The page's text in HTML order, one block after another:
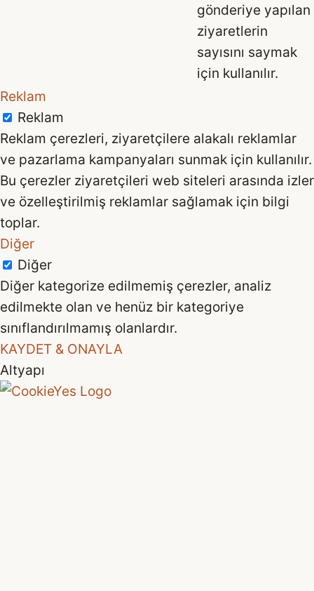
gönderiye yapılan
ziyaretlerin
sayısını saymak
için kullanılır.
Reklam
Reklam
Reklam çerezleri, ziyaretçilere alakalı reklamlar
ve pazarlama kampanyaları sunmak için kullanılır.
Bu çerezler ziyaretçileri web siteleri arasında izler
ve özelleştirilmiş reklamlar sağlamak için bilgi
toplar.
Diğer
Diğer
Diğer kategorize edilmemiş çerezler, analiz
edilmekte olan ve henüz bir kategoriye
sınıflandırılmamış olanlardır.
KAYDET & ONAYLA
Altyapı